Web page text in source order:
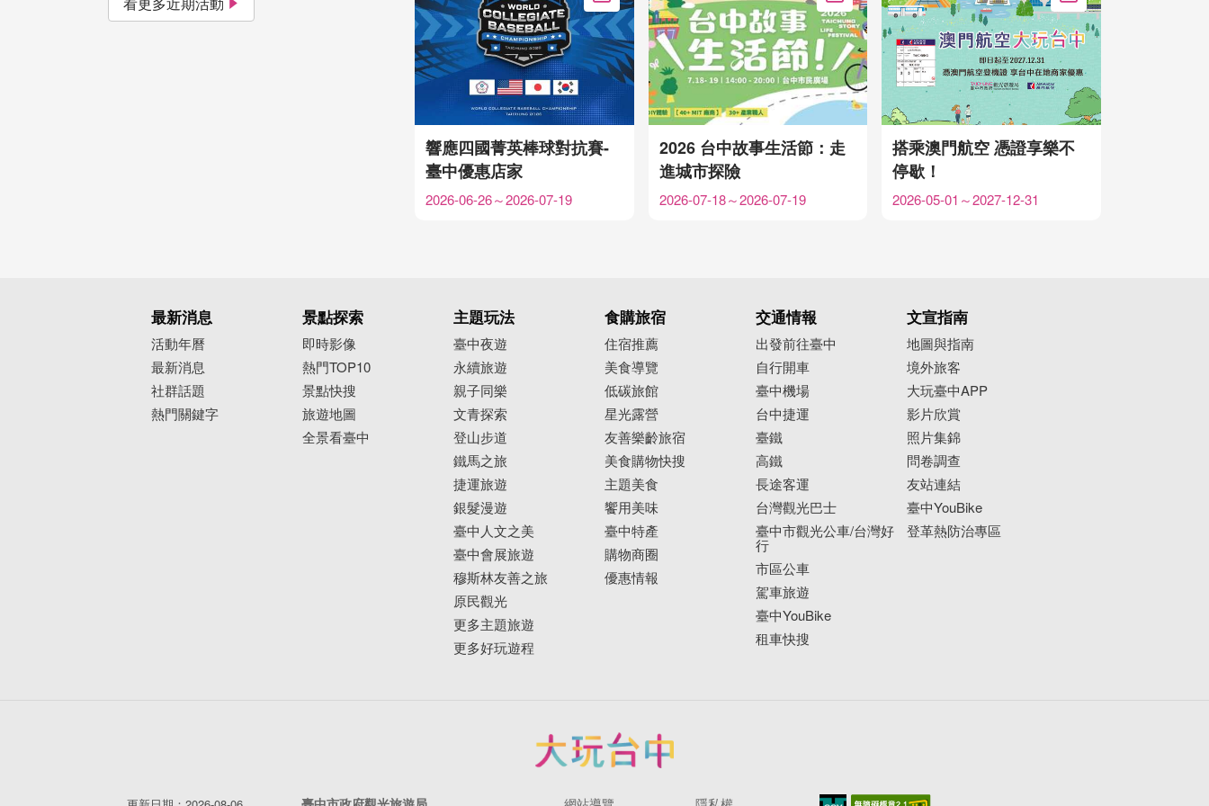
響應四國菁英棒球對抗賽-
臺中優惠店家
2026-06-26～2026-07-19
2026 台中故事生活節：走
進城市探險
2026-07-18～2026-07-19
搭乘澳門航空 憑證享樂不
停歇！
2026-05-01～2027-12-31
最新消息
活動年曆
最新消息
社群話題
熱門關鍵字
景點探索
即時影像
熱門TOP10
景點快搜
旅遊地圖
全景看臺中
主題玩法
臺中夜遊
永續旅遊
親子同樂
文青探索
登山步道
鐵馬之旅
捷運旅遊
銀髮漫遊
臺中人文之美
臺中會展旅遊
穆斯林友善之旅
原民觀光
更多主題旅遊
更多好玩遊程
食購旅宿
住宿推薦
美食導覽
低碳旅館
星光露營
友善樂齡旅宿
美食購物快搜
主題美食
饗用美味
臺中特產
購物商圈
優惠情報
交通情報
出發前往臺中
自行開車
臺中機場
台中捷運
臺鐵
高鐵
長途客運
台灣觀光巴士
臺中市觀光公車/台灣好
行
市區公車
駕車旅遊
臺中YouBike
租車快搜
文宣指南
地圖與指南
境外旅客
大玩臺中APP
影片欣賞
照片集錦
問卷調查
友站連結
臺中YouBike
登革熱防治專區